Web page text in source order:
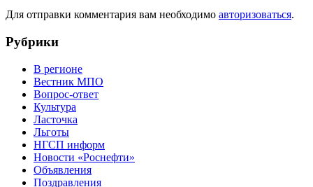
Для отправки комментария вам необходимо авторизоваться.
Рубрики
В регионе
Вестник МПО
Вопрос-ответ
Культура
Ласточка
Льготы
НГСП информ
Новости «Роснефти»
Объявления
Поздравления